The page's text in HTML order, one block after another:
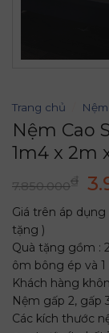
Trang chủ
Nệm Cao
1m4 x 2m
7.850.000₫
là:
Giá trên áp dụng
tặng )
Quà tặng gồm :
ôm bông ép và 1
Khách hàng
Nệm gấp 2, gấp
Các kích thước